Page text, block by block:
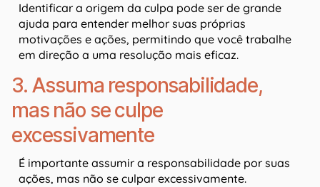
Identificar a origem da culpa pode ser de grande
ajuda para entender melhor suas próprias
motivações e ações, permitindo que você trabalhe
em direção a uma resolução mais eficaz.
3. Assuma responsabilidade,
mas não se culpe
excessivamente
É importante assumir a responsabilidade por suas
ações, mas não se culpar excessivamente.